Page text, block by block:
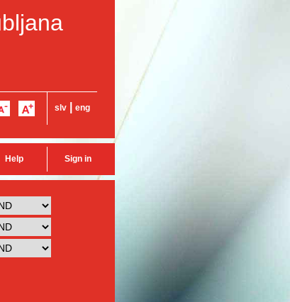
slv eng
Help Sign in